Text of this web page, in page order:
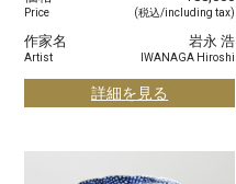
Price (税込/including tax)
作家名
Artist
岩永 浩
IWANAGA Hiroshi
詳細を見る